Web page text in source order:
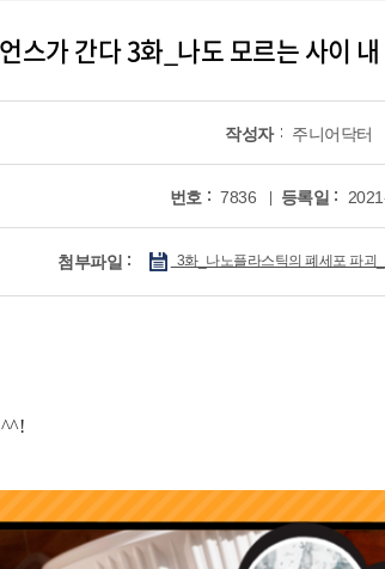
스가 간다 3화_나도 모르는 사이
작성자 주니어닥터
번호 7836 등록일
첨부파일 3화_나노플라스틱의 폐세포 파괴